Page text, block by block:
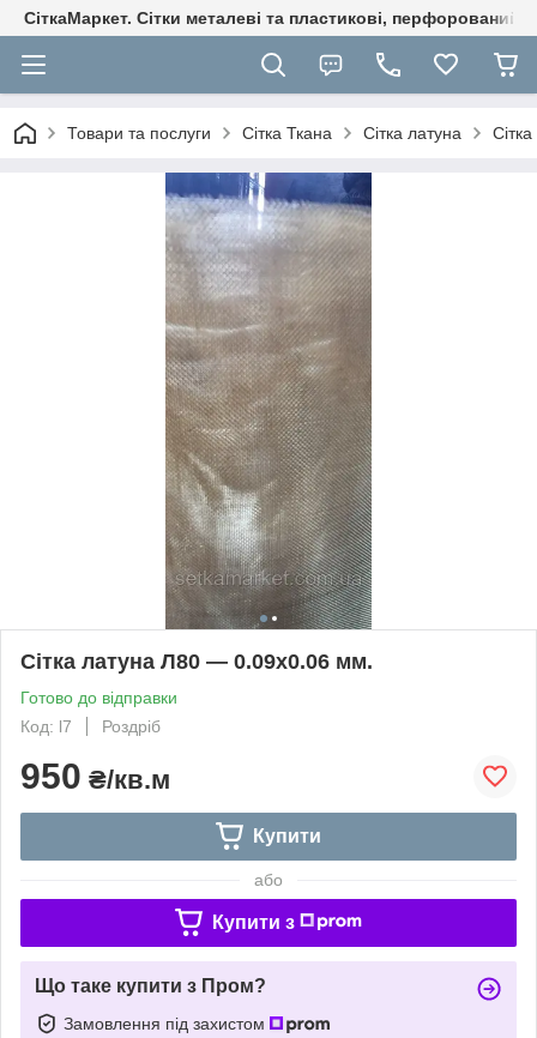
СіткаМаркет. Cітки металеві та пластикові, перфорований
Товари та послуги Сітка Ткана Сітка латуна
Сітка латуна Л80 — 0.09х0.06 мм.
Готово до відправки
Код: l7
Роздріб
950 ₴/кв.м
Купити
або
Купити з
Що таке купити з Пром?
Замовлення під захистом